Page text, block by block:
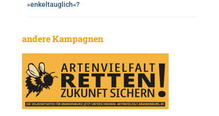
»enkeltauglich«?
andere Kampagnen